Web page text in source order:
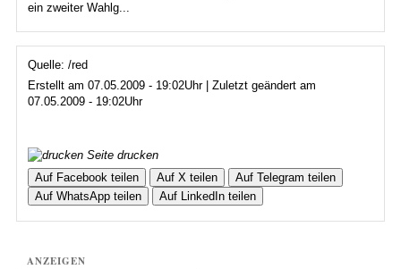
ein zweiter Wahlg...
Quelle: /red
Erstellt am 07.05.2009 - 19:02Uhr | Zuletzt geändert am
07.05.2009 - 19:02Uhr
Seite drucken
Auf Facebook teilen
Auf X teilen
Auf Telegram teilen
Auf WhatsApp teilen
Auf LinkedIn teilen
ANZEIGEN